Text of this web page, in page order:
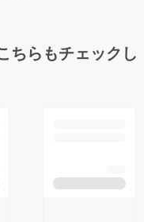
ちらもチェックし